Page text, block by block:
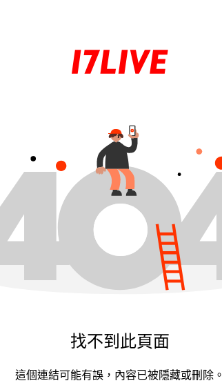
找不到此頁面
這個連結可能有誤，內容已被隱藏或刪除。